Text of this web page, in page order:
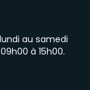
au samedi
à 15h00.